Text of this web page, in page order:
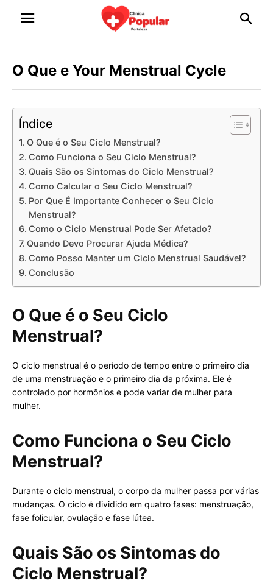
O Que e Your Menstrual Cycle
Índice
O Que é o Seu Ciclo Menstrual?
Como Funciona o Seu Ciclo Menstrual?
Quais São os Sintomas do Ciclo Menstrual?
Como Calcular o Seu Ciclo Menstrual?
Por Que É Importante Conhecer o Seu Ciclo
Menstrual?
Como o Ciclo Menstrual Pode Ser Afetado?
Quando Devo Procurar Ajuda Médica?
Como Posso Manter um Ciclo Menstrual Saudável?
Conclusão
O Que é o Seu Ciclo
Menstrual?
O ciclo menstrual é o período de tempo entre o primeiro dia
de uma menstruação e o primeiro dia da próxima. Ele é
controlado por hormônios e pode variar de mulher para
mulher.
Como Funciona o Seu Ciclo
Menstrual?
Durante o ciclo menstrual, o corpo da mulher passa por várias
mudanças. O ciclo é dividido em quatro fases: menstruação,
fase folicular, ovulação e fase lútea.
Quais São os Sintomas do
Ciclo Menstrual?